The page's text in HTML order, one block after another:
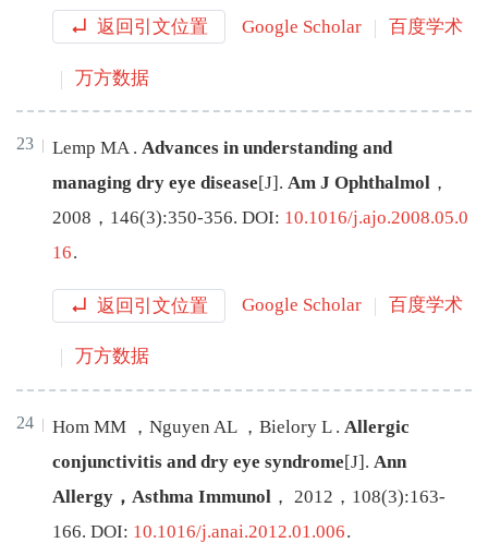
返回引文位置 Google Scholar 百度学术
万方数据
23 Lemp MA . Advances in understanding and
managing dry eye disease[J] . Am J Ophthalmol ，
2008 ， 146(3):350-356. DOI: 10.1016/j.ajo.2008.05.0
16.
返回引文位置 Google Scholar 百度学术
万方数据
24 Hom MM ， Nguyen AL ， Bielory L . Allergic
conjunctivitis and dry eye syndrome[J]. Ann
Allergy，Asthma Immunol ， 2012 ， 108(3):163-
166. DOI: 10.1016/j.anai.2012.01.006.